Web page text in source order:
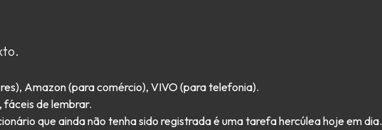
Amazon (para comércio), VIVO (para telefonia).
fáceis de lembrar.
que ainda não tenha sido registrada é uma tarefa hercúlea hoje em dia.